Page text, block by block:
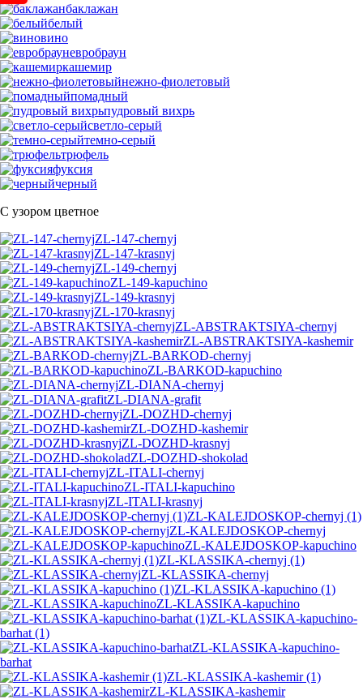
баклажан
белый
вино
евробраун
кашемир
нежно-фиолетовый
помадный
пудровый вихрь
светло-серый
темно-серый
трюфель
фуксия
черный
С узором цветное
ZL-147-chernyj
ZL-147-krasnyj
ZL-149-chernyj
ZL-149-kapuchino
ZL-149-krasnyj
ZL-170-krasnyj
ZL-ABSTRAKTSIYA-chernyj
ZL-ABSTRAKTSIYA-kashemir
ZL-BARKOD-chernyj
ZL-BARKOD-kapuchino
ZL-DIANA-chernyj
ZL-DIANA-grafit
ZL-DOZHD-chernyj
ZL-DOZHD-kashemir
ZL-DOZHD-krasnyj
ZL-DOZHD-shokolad
ZL-ITALI-chernyj
ZL-ITALI-kapuchino
ZL-ITALI-krasnyj
ZL-KALEJDOSKOP-chernyj (1)
ZL-KALEJDOSKOP-chernyj
ZL-KALEJDOSKOP-kapuchino
ZL-KLASSIKA-chernyj (1)
ZL-KLASSIKA-chernyj
ZL-KLASSIKA-kapuchino (1)
ZL-KLASSIKA-kapuchino
ZL-KLASSIKA-kapuchino-
barhat (1)
ZL-KLASSIKA-kapuchino-
barhat
ZL-KLASSIKA-kashemir (1)
ZL-KLASSIKA-kashemir